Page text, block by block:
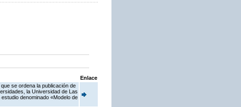
Enlace
se ordena la publicación de
la Universidad de Las
denominado «Modelo de